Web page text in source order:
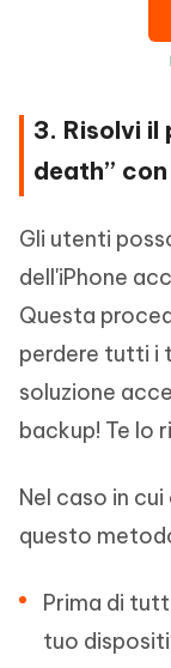
3. Risolvi il
death”
Gli utenti
dell'iPhone
Questa
perdere tutti i
soluzione
backup! Te lo
Nel caso in
questo
Prima di
tuo